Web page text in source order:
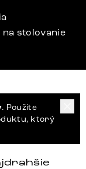
stolovanie
. Použite
ktorý